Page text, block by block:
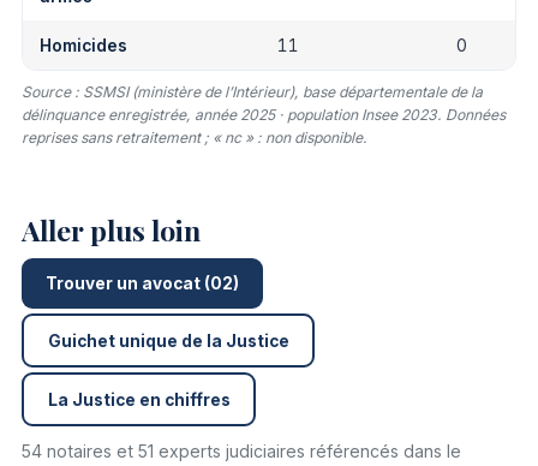
Homicides 11 0
Source : SSMSI (ministère de l’Intérieur), base départementale de la
délinquance enregistrée, année 2025 · population Insee 2023. Données
reprises sans retraitement ; « nc » : non disponible.
Aller plus loin
Trouver un avocat (02)
Guichet unique de la Justice
La Justice en chiffres
54 notaires et 51 experts judiciaires référencés dans le